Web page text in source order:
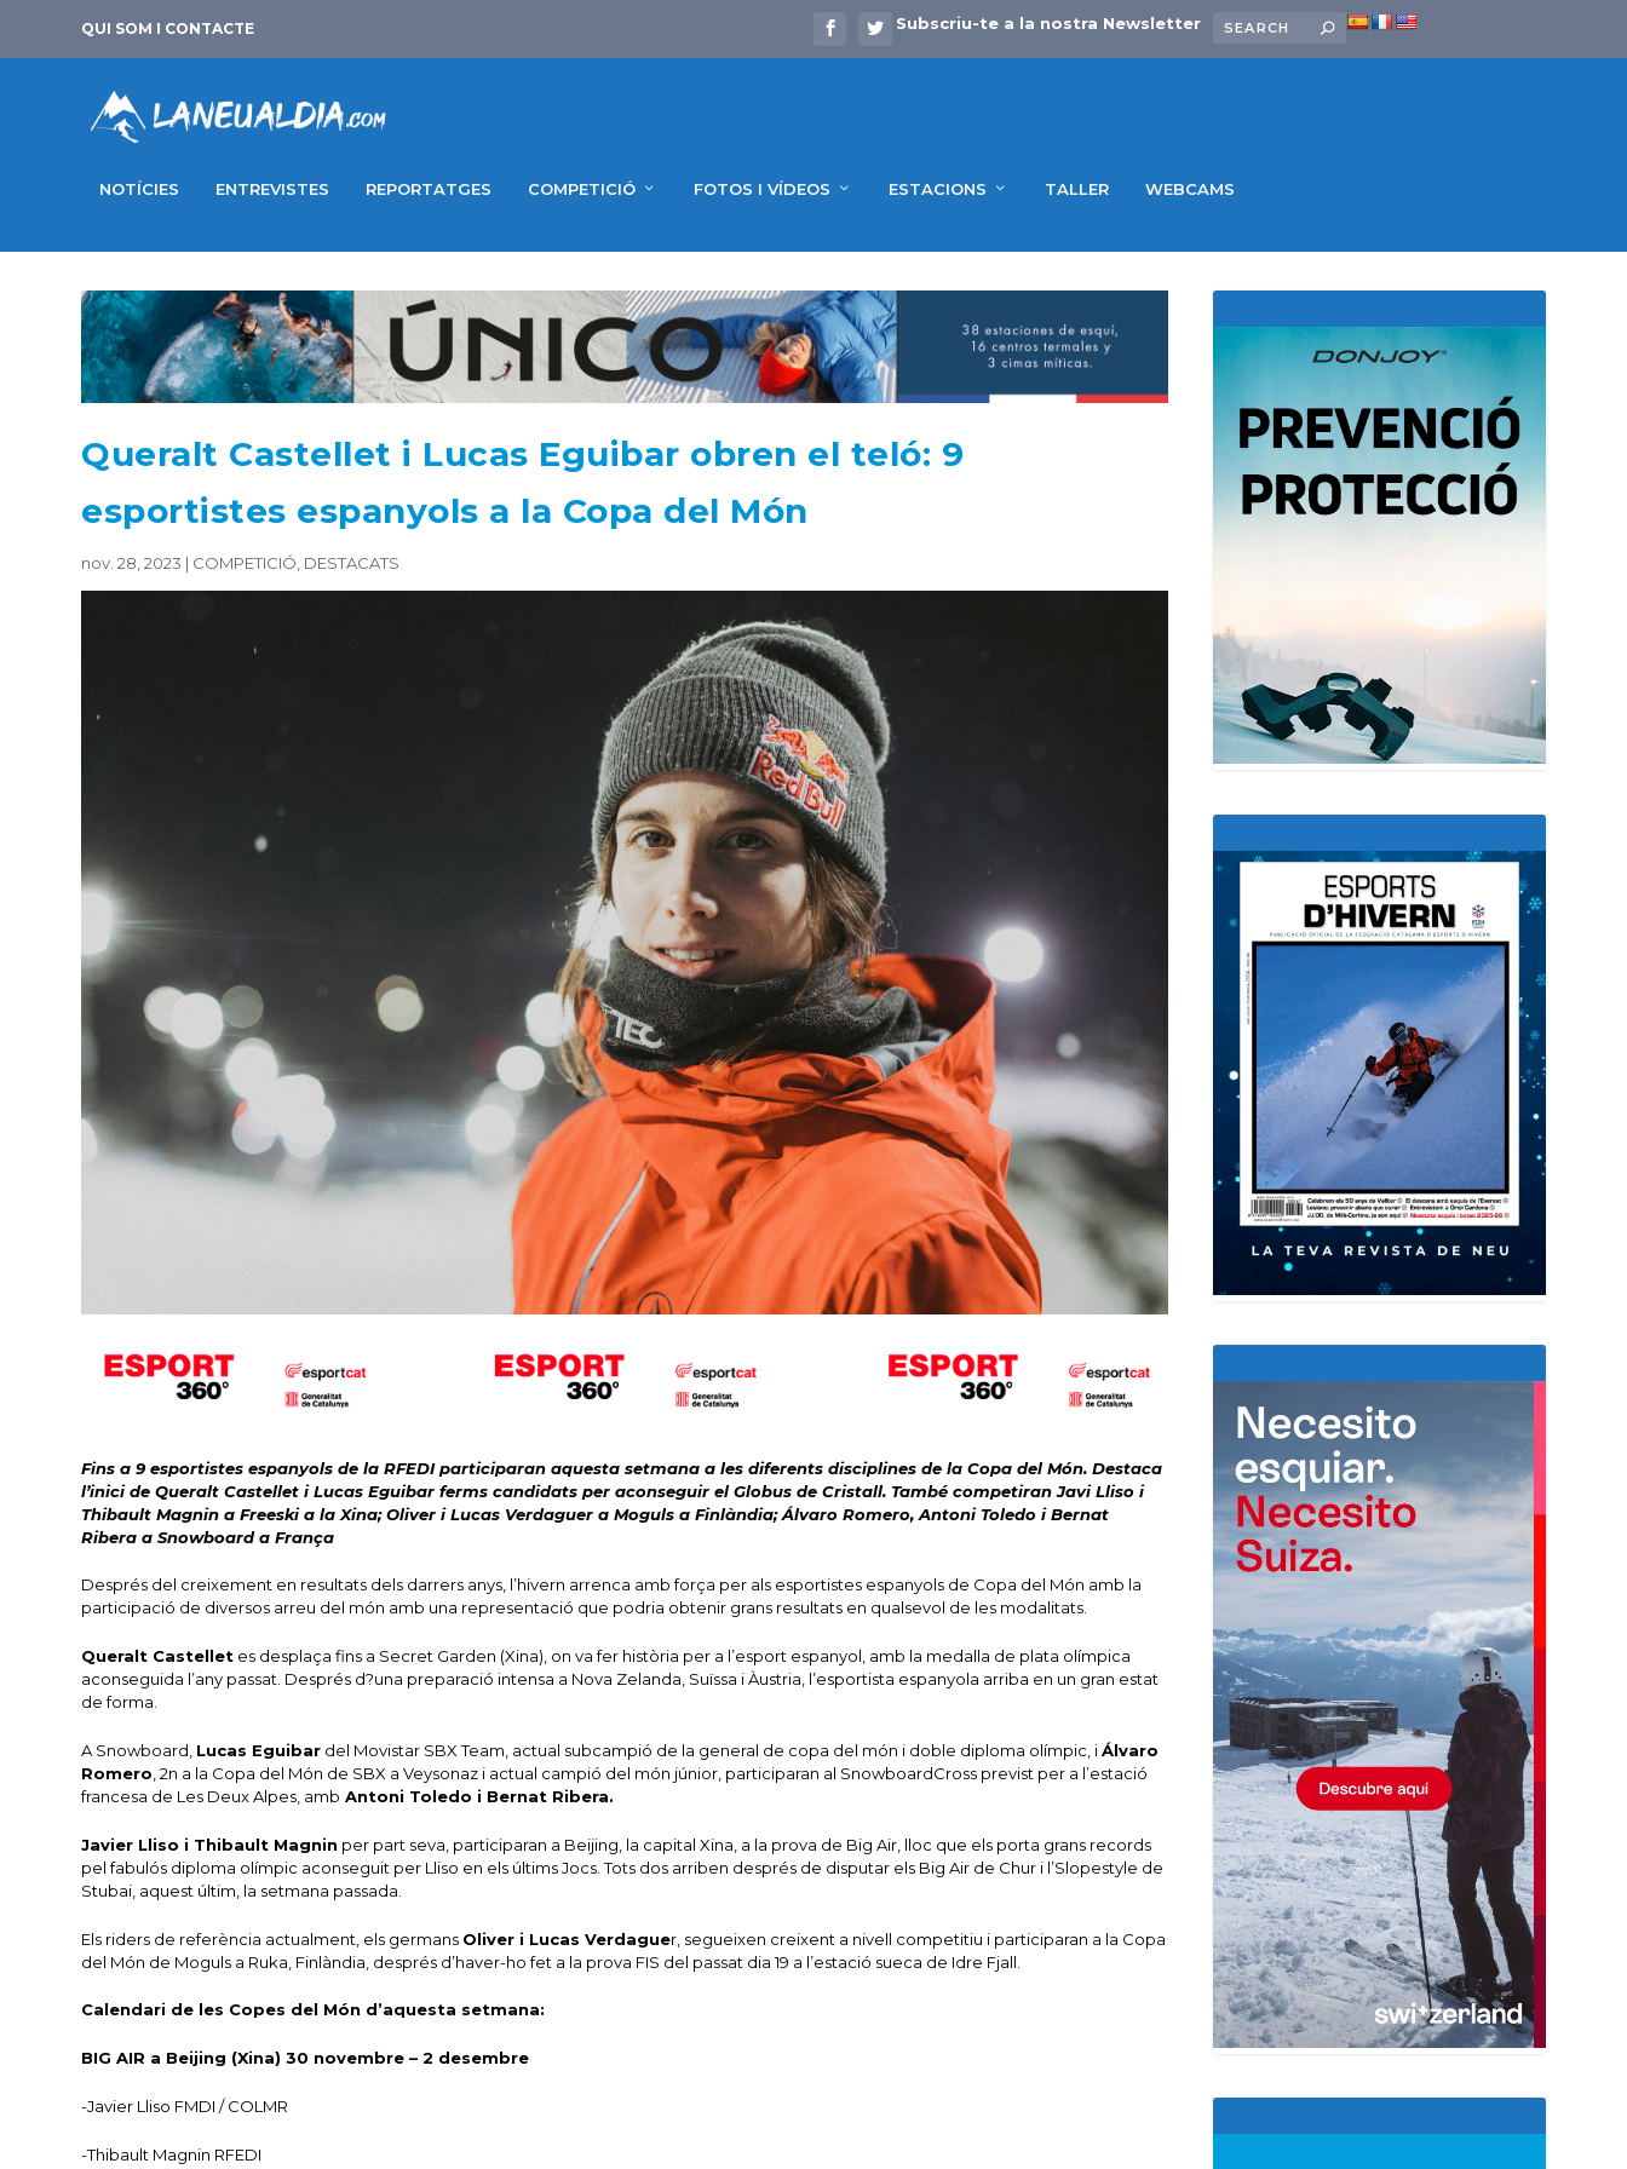
QUI SOM I CONTACTE Subscriu-te a la nostra Newsletter
NOTÍCIES ENTREVISTES REPORTATGES COMPETICIÓ FOTOS I VÍDEOS ESTACIONS TALLER WEBCAMS
Queralt Castellet i Lucas Eguibar obren el teló: 9
esportistes espanyols a la Copa del Món
nov. 28, 2023 | COMPETICIÓ DESTACATS
Fins a 9 esportistes espanyols de la RFEDI participaran aquesta setmana a les diferents disciplines de la Copa del Món. Destaca
l’inici de Queralt Castellet i Lucas Eguibar ferms candidats per aconseguir el Globus de Cristall. També competiran Javi Lliso i
Thibault Magnin a Freeski a la Xina; Oliver i Lucas Verdaguer a Moguls a Finlàndia; Álvaro Romero, Antoni Toledo i Bernat
Ribera a Snowboard a França
Després del creixement en resultats dels darrers anys, l’hivern arrenca amb força per als esportistes espanyols de Copa del Món amb la
participació de diversos arreu del món amb una representació que podria obtenir grans resultats en qualsevol de les modalitats.
Queralt Castellet es desplaça fins a Secret Garden (Xina), on va fer història per a l’esport espanyol, amb la medalla de plata olímpica
aconseguida l’any passat. Després d?una preparació intensa a Nova Zelanda, Suïssa i Àustria, l’esportista espanyola arriba en un gran estat
de forma.
A Snowboard, Lucas Eguibar del Movistar SBX Team, actual subcampió de la general de copa del món i doble diploma olímpic, iÁlvaro
Romero , 2n a la Copa del Món de SBX a Veysonaz i actual campió del món júnior, participaran al SnowboardCross previst per a l’estació
francesa de Les Deux Alpes, amb Antoni Toledo i Bernat Ribera.
Javier Lliso i Thibault Magnin per part seva, participaran a Beijing, la capital Xina, a la prova de Big Air, lloc que els porta grans records
pel fabulós diploma olímpic aconseguit per Lliso en els últims Jocs. Tots dos arriben després de disputar els Big Air de Chur i l’Slopestyle de
Stubai, aquest últim, la setmana passada.
Els riders de referència actualment, els germans Oliver i Lucas Verdaguer, segueixen creixent a nivell competitiu i participaran a la Copa
del Món de Moguls a Ruka, Finlàndia, després d’haver-ho fet a la prova FIS del passat dia 19 a l’estació sueca de Idre Fjall.
Calendari de les Copes del Món d’aquesta setmana:
BIG AIR a Beijing (Xina) 30 novembre – 2 desembre
-Javier Lliso FMDI / COLMR
-Thibault Magnin RFEDI